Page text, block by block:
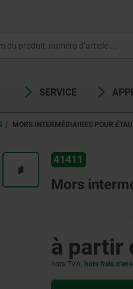
SERVICE
MORS INTERMÉDIAIRES POUR
41411
Mors
à partir
hors TVA hors frais